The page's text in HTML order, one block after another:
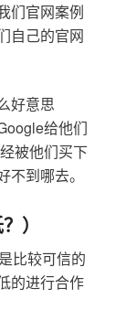
们官网案例
自己的官网
好意思
给他们
被他们买下
到哪去。
）
比较可信的
的进行合作